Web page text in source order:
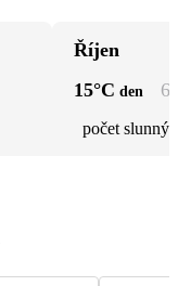
Říjen
15°C den 6
počet